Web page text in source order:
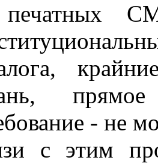
прямое
- не
с этим